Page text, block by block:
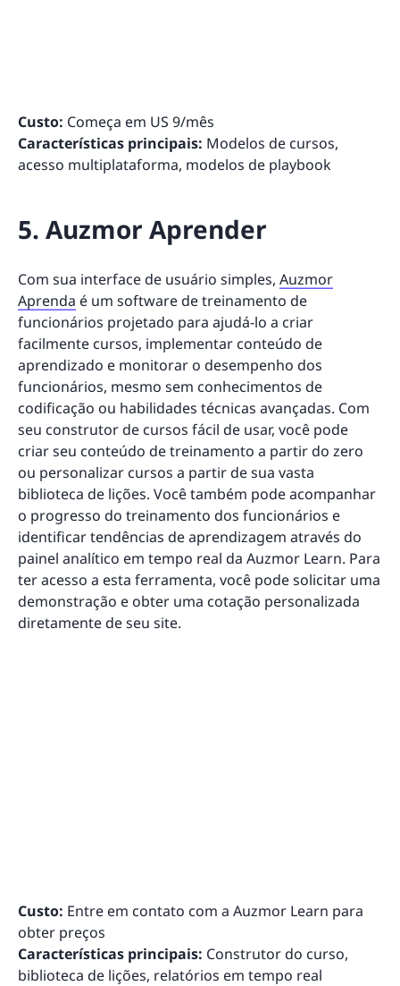
Custo: Começa em US 9/mês
Características principais: Modelos de cursos,
acesso multiplataforma, modelos de playbook
5. Auzmor Aprender
Com sua interface de usuário simples, Auzmor
Aprenda é um software de treinamento de
funcionários projetado para ajudá-lo a criar
facilmente cursos, implementar conteúdo de
aprendizado e monitorar o desempenho dos
funcionários, mesmo sem conhecimentos de
codificação ou habilidades técnicas avançadas. Com
seu construtor de cursos fácil de usar, você pode
criar seu conteúdo de treinamento a partir do zero
ou personalizar cursos a partir de sua vasta
biblioteca de lições. Você também pode acompanhar
o progresso do treinamento dos funcionários e
identificar tendências de aprendizagem através do
painel analítico em tempo real da Auzmor Learn. Para
ter acesso a esta ferramenta, você pode solicitar uma
demonstração e obter uma cotação personalizada
diretamente de seu site.
Custo: Entre em contato com a Auzmor Learn para
obter preços
Características principais: Construtor do curso,
biblioteca de lições, relatórios em tempo real